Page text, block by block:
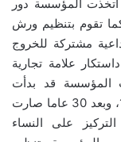
اتخذت المؤسسة دور
كما تقوم بتنظيم ورش
مشتركة للخروج
علامة تجارية
المؤسسة قد بدأت
أعمالها مع 15 مجموعة حرفية عام 1981، وبعد 30 عاما صارت
مع التركيز على النساء